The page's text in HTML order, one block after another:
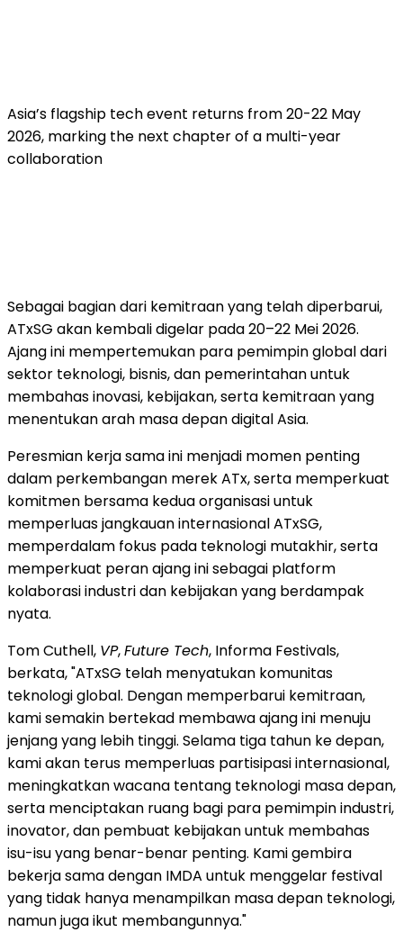
Asia’s flagship tech event returns from 20-22 May
2026, marking the next chapter of a multi-year
collaboration
Sebagai bagian dari kemitraan yang telah diperbarui,
ATxSG akan kembali digelar pada 20–22 Mei 2026.
Ajang ini mempertemukan para pemimpin global dari
sektor teknologi, bisnis, dan pemerintahan untuk
membahas inovasi, kebijakan, serta kemitraan yang
menentukan arah masa depan digital Asia.
Peresmian kerja sama ini menjadi momen penting
dalam perkembangan merek ATx, serta memperkuat
komitmen bersama kedua organisasi untuk
memperluas jangkauan internasional ATxSG,
memperdalam fokus pada teknologi mutakhir, serta
memperkuat peran ajang ini sebagai platform
kolaborasi industri dan kebijakan yang berdampak
nyata.
Tom Cuthell, VP,Future Tech, Informa Festivals,
berkata, "ATxSG telah menyatukan komunitas
teknologi global. Dengan memperbarui kemitraan,
kami semakin bertekad membawa ajang ini menuju
jenjang yang lebih tinggi. Selama tiga tahun ke depan,
kami akan terus memperluas partisipasi internasional,
meningkatkan wacana tentang teknologi masa depan,
serta menciptakan ruang bagi para pemimpin industri,
inovator, dan pembuat kebijakan untuk membahas
isu-isu yang benar-benar penting. Kami gembira
bekerja sama dengan IMDA untuk menggelar festival
yang tidak hanya menampilkan masa depan teknologi,
namun juga ikut membangunnya."